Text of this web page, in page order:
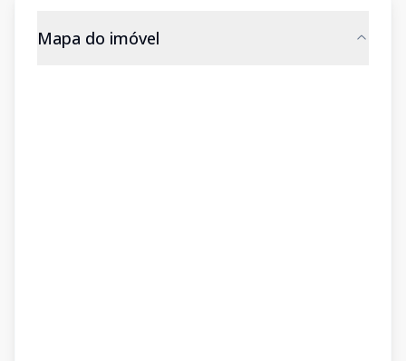
Mapa do imóvel